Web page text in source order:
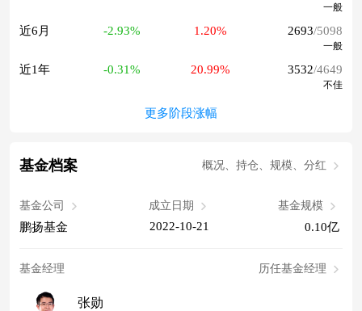
一般
近6月 -2.93% 1.20% 2693/5098
一般
近1年 -0.31% 20.99% 3532/4649
不佳
更多阶段涨幅
基金档案 概况、持仓、规模、分红
基金公司
鹏扬基金
成立日期
2022-10-21
基金规模
0.10亿
基金经理 历任基金经理
张勋